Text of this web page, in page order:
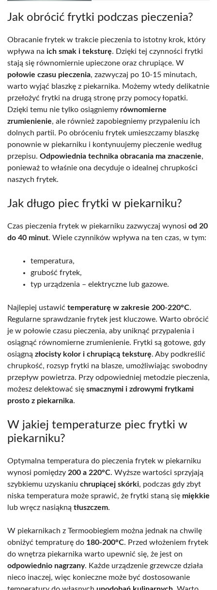
Jak obrócić frytki podczas pieczenia?
Obracanie frytek w trakcie pieczenia to istotny krok, który
wpływa na ich smak i teksturę. Dzięki tej czynności frytki
stają się równomiernie upieczone oraz chrupiące. W
połowie czasu pieczenia, zazwyczaj po 10-15 minutach,
warto wyjąć blaszkę z piekarnika. Możemy wtedy delikatnie
przełożyć frytki na drugą stronę przy pomocy łopatki.
Dzięki temu nie tylko osiągniemy równomierne
zrumienienie, ale również zapobiegniemy przypaleniu ich
dolnych partii. Po obróceniu frytek umieszczamy blaszkę
ponownie w piekarniku i kontynuujemy pieczenie według
przepisu. Odpowiednia technika obracania ma znaczenie,
ponieważ to właśnie ona decyduje o idealnej chrupkości
naszych frytek.
Jak długo piec frytki w piekarniku?
Czas pieczenia frytek w piekarniku zazwyczaj wynosi od 20
do 40 minut. Wiele czynników wpływa na ten czas, w tym:
temperatura,
grubość frytek,
typ urządzenia – elektryczne lub gazowe.
Najlepiej ustawić temperaturę w zakresie 200-220°C.
Regularne sprawdzanie frytek jest kluczowe. Warto obrócić
je w połowie czasu pieczenia, aby uniknąć przypalenia i
osiągnąć równomierne zrumienienie. Frytki są gotowe, gdy
osiągną złocisty kolor i chrupiącą teksturę. Aby podkreślić
chrupkość, rozsyp frytki na blasze, umożliwiając swobodny
przepływ powietrza. Przy odpowiedniej metodzie pieczenia,
możesz delektować się smacznymi i zdrowymi frytkami
prosto z piekarnika.
W jakiej temperaturze piec frytki w
piekarniku?
Optymalna temperatura do pieczenia frytek w piekarniku
wynosi pomiędzy 200 a 220°C. Wyższe wartości sprzyjają
szybkiemu uzyskaniu chrupiącej skórki, podczas gdy zbyt
niska temperatura może sprawić, że frytki staną się miękkie
lub wręcz nasiąkną tłuszczem.
W piekarnikach z Termoobiegiem można jednak na chwilę
obniżyć tempraturę do 180-200°C. Przed włożeniem frytek
do wnętrza piekarnika warto upewnić się, że jest on
odpowiednio nagrzany. Każde urządzenie grzewcze działa
nieco inaczej, więc konieczne może być dostosowanie